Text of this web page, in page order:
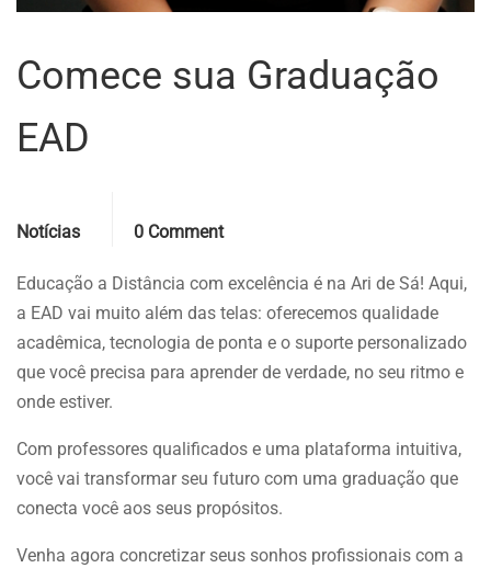
Comece sua Graduação
EAD
Notícias 0 Comment
Educação a Distância com excelência é na Ari de Sá! Aqui,
a EAD vai muito além das telas: oferecemos qualidade
acadêmica, tecnologia de ponta e o suporte personalizado
que você precisa para aprender de verdade, no seu ritmo e
onde estiver.
Com professores qualificados e uma plataforma intuitiva,
você vai transformar seu futuro com uma graduação que
conecta você aos seus propósitos.
Venha agora concretizar seus sonhos profissionais com a